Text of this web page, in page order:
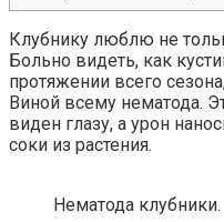
Клубнику люблю не
Больно видеть, как
протяжении всего
Виной всему нематода.
виден глазу, а урон
соки из растения.
Нематода клубники.